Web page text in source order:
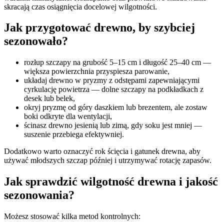
skracają czas osiągnięcia docelowej wilgotności.
Jak przygotować drewno, by szybciej
sezonowało?
rozłup szczapy na grubość 5–15 cm i długość 25–40 cm —
większa powierzchnia przyspiesza parowanie,
układaj drewno w pryzmy z odstępami zapewniającymi
cyrkulację powietrza — dolne szczapy na podkładkach z
desek lub belek,
okryj pryzmę od góry daszkiem lub brezentem, ale zostaw
boki odkryte dla wentylacji,
ścinasz drewno jesienią lub zimą, gdy soku jest mniej —
suszenie przebiega efektywniej.
Dodatkowo warto oznaczyć rok ścięcia i gatunek drewna, aby
używać młodszych szczap później i utrzymywać rotację zapasów.
Jak sprawdzić wilgotność drewna i jakość
sezonowania?
Możesz stosować kilka metod kontrolnych: